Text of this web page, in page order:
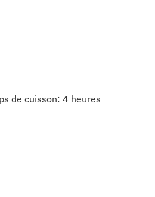
de cuisson: 4 heures